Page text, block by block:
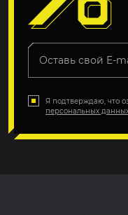
Я подтверждаю, что
персональных